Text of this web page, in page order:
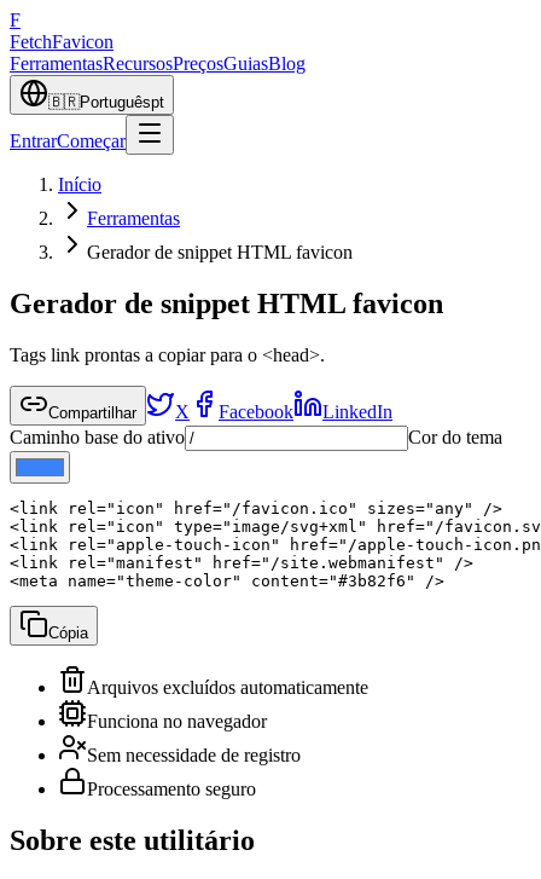
F
FetchFavicon
FerramentasRecursosPreçosGuiasBlog
🇧🇷Portuguêspt
EntrarComeçar
Início
Ferramentas
Gerador de snippet HTML favicon
Gerador de snippet HTML favicon
Tags link prontas a copiar para o <head>.
Compartilhar X Facebook
LinkedIn
Caminho base do ativo
Cor do tema
<link rel="icon" href="/favicon.ico" sizes="any" />
<link rel="icon" type="image/svg+xml" href="/
<link rel="apple-touch-icon" href="/apple-touch-
<link rel="manifest" href="/site.webmanifest" />
<meta name="theme-color" content="#3b82f6" />
Cópia
Arquivos excluídos automaticamente
Funciona no navegador
Sem necessidade de registro
Processamento seguro
Sobre este utilitário